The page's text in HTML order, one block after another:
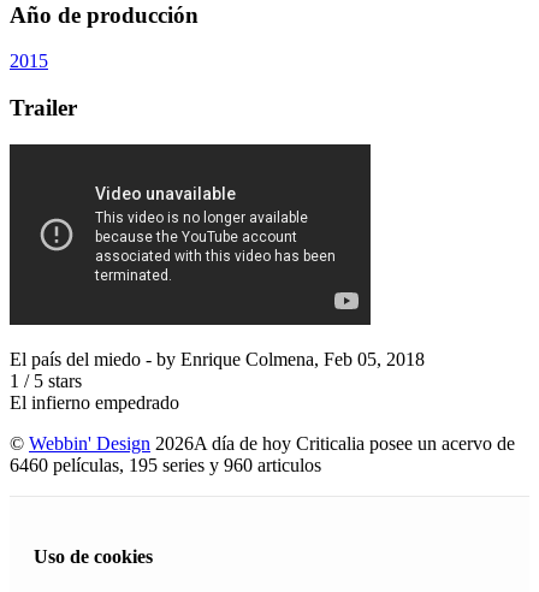
Año de producción
2015
Trailer
El país del miedo - by Enrique Colmena, Feb 05, 2018
1 / 5 stars
El infierno empedrado
© Webbin' Design 2026A día de hoy Criticalia posee un acervo de
6460 películas, 195 series y 960 articulos
Uso de cookies